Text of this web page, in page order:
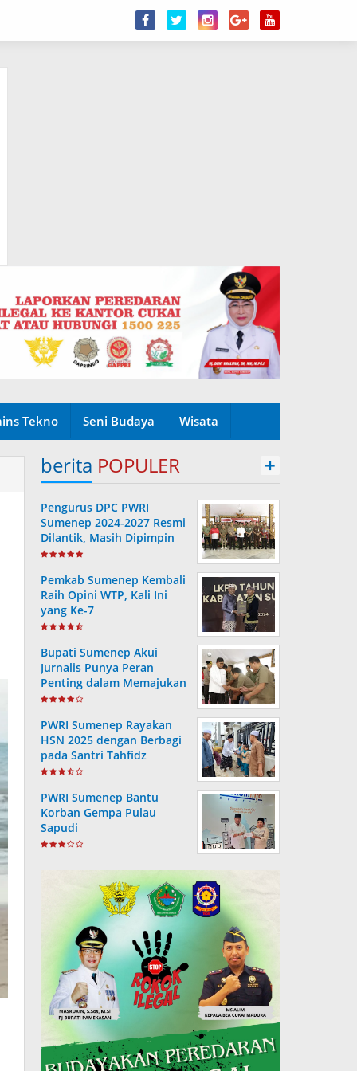
Tekno Seni Budaya Wisata
berita POPULER +
Pengurus DPC PWRI
Sumenep 2024-2027 Resmi
Dilantik, Masih Dipimpin
Rusydiyono
Pemkab Sumenep Kembali
Raih Opini WTP, Kali Ini
yang Ke-7
Bupati Sumenep Akui
Jurnalis Punya Peran
Penting dalam Memajukan
Daerah
PWRI Sumenep Rayakan
HSN 2025 dengan Berbagi
pada Santri Tahfidz
PWRI Sumenep Bantu
Korban Gempa Pulau
Sapudi